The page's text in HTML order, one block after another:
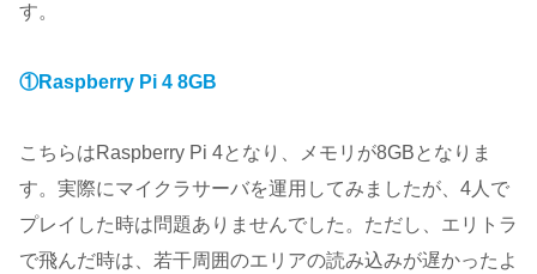
す。
①Raspberry Pi 4 8GB
こちらはRaspberry Pi 4となり、メモリが8GBとなりま
す。実際にマイクラサーバを運用してみましたが、4人で
プレイした時は問題ありませんでした。ただし、エリトラ
で飛んだ時は、若干周囲のエリアの読み込みが遅かったよ